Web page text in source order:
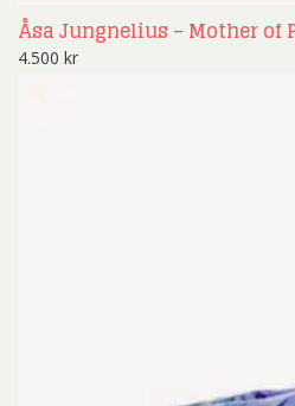
Åsa Jungnelius – Mother of
4.500 kr